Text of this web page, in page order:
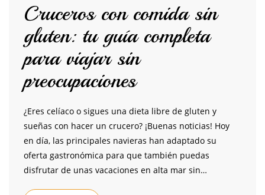
Cruceros con comida sin
gluten: tu guía completa
para viajar sin
preocupaciones
¿Eres celíaco o sigues una dieta libre de gluten y
sueñas con hacer un crucero? ¡Buenas noticias! Hoy
en día, las principales navieras han adaptado su
oferta gastronómica para que también puedas
disfrutar de unas vacaciones en alta mar sin…